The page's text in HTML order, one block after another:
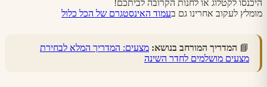
היכנסו לקטלוג או לחנות הקרובה לביתכם!
מומלץ לעקוב אחרינו גם בעמוד האינסטגרם של הכל כלול
📘 המדריך המורחב בנושא: מצעים: המדריך המלא לבחירת
מצעים מושלמים לחדר השינה